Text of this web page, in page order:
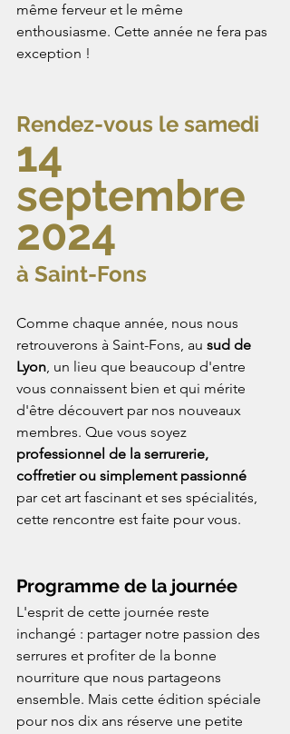
même ferveur et le même
enthousiasme. Cette année ne fera pas
exception !
Rendez-vous le samedi
14
septembre
2024
à Saint-Fons
Comme chaque année, nous nous
retrouverons à Saint-Fons, au sud de
Lyon, un lieu que beaucoup d'entre
vous connaissent bien et qui mérite
d'être découvert par nos nouveaux
membres. Que vous soyez
professionnel de la serrurerie,
coffretier ou simplement passionné
par cet art fascinant et ses spécialités,
cette rencontre est faite pour vous.
Programme de la journée
L'esprit de cette journée reste
inchangé : partager notre passion des
serrures et profiter de la bonne
nourriture que nous partageons
ensemble. Mais cette édition spéciale
pour nos dix ans réserve une petite